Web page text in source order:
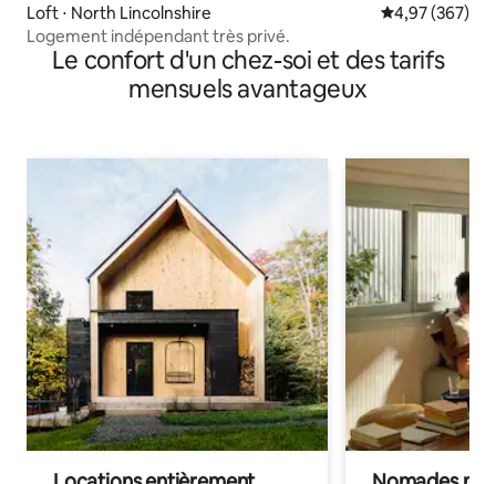
Loft ⋅ North Lincolnshire Évaluation
4,97 (367)
Logement indépendant très privé.
Le confort d'un chez-soi et des tarifs
mensuels avantageux